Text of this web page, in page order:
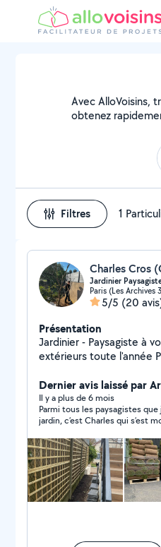
Avec AlloVoisins,
obtenez
Filtres 1
Charles Cros
Jardinier
Paris (Les Archives
5/5 (20
Présentation
Jardinier - Paysagiste à votre service
extérieurs toute l'année Professionnel sérieux et
soin de vos espaces
J'interviens pour
m'adaptant à vos
Intervention propre,
du détail et du travail bien fait.
intra-muros et toute la
7j/7, du lundi au dimanche Devis gratuit sur
demande Réponse
Dernier avis laissé par
Il y a plus de 6 mois
Parmi tous les paysagistes
jardin, c’est Charles qui s’est
recommande vivement!